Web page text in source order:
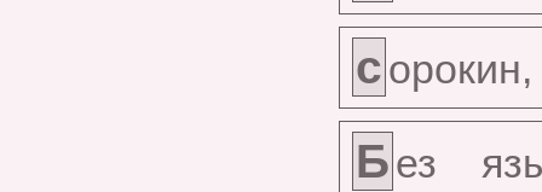
с
Без